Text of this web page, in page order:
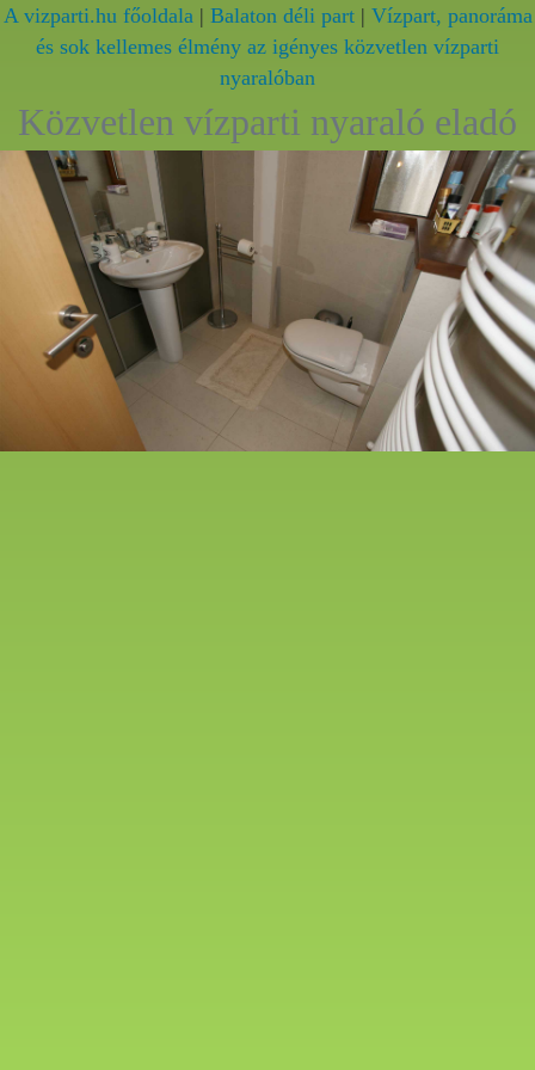
A vizparti.hu főoldala| Balaton déli part| Vízpart, panoráma
és sok kellemes élmény az igényes közvetlen vízparti
nyaralóban
Közvetlen vízparti nyaraló eladó